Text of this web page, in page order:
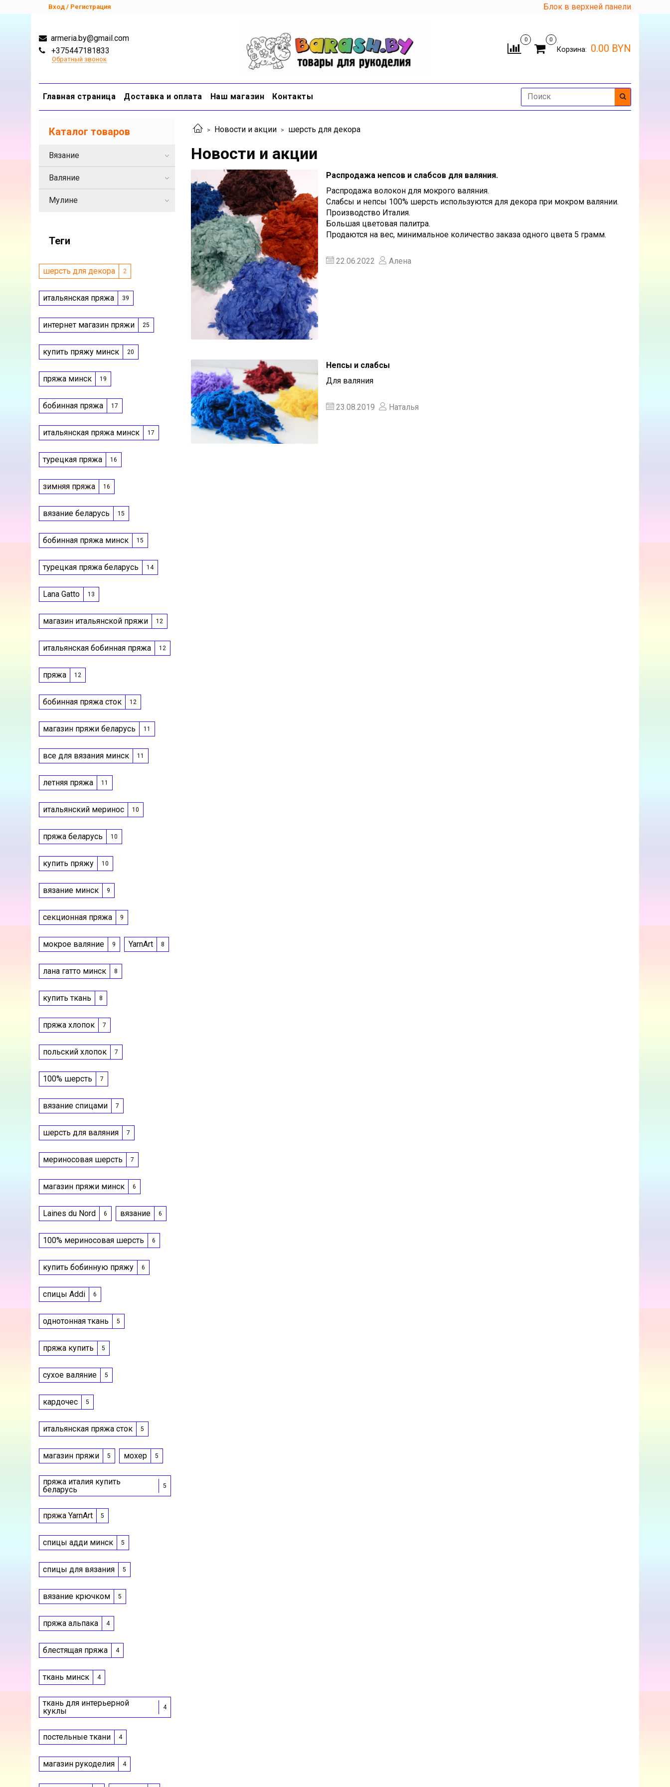
Вход / Регистрация Блок в верхней панели
armeria.by@gmail.com
+375447181833
Обратный звонок
0 0
Корзина: 0.00 BYN
Главная страница Доставка и оплата Наш магазин Контакты
Новости и акции шерсть для декора
Новости и акции
Распродажа непсов и слабсов для валяния.
Распродажа волокон для мокрого валяния.
Слабсы и непсы 100% шерсть используются для декора при мокром валянии.
Производство Италия.
Большая цветовая палитра.
Продаются на вес, минимальное количество заказа одного цвета 5 грамм.
22.06.2022 Алена
Непсы и слабсы
Для валяния
23.08.2019 Наталья
Каталог товаров
Вязание
Валяние
Мулине
Теги
шерсть для декора 2
итальянская пряжа 39
интернет магазин пряжи 25
купить пряжу минск 20
пряжа минск 19
бобинная пряжа 17
итальянская пряжа минск 17
турецкая пряжа 16
зимняя пряжа 16
вязание беларусь 15
бобинная пряжа минск 15
турецкая пряжа беларусь 14
Lana Gatto 13
магазин итальянской пряжи 12
итальянская бобинная пряжа 12
пряжа 12
бобинная пряжа сток 12
магазин пряжи беларусь 11
все для вязания минск 11
летняя пряжа 11
итальянский меринос 10
пряжа беларусь 10
купить пряжу 10
вязание минск 9
секционная пряжа 9
мокрое валяние 9 YarnArt 8
лана гатто минск 8
купить ткань 8
пряжа хлопок 7
польский хлопок 7
100% шерсть 7
вязание спицами 7
шерсть для валяния 7
мериносовая шерсть 7
магазин пряжи минск 6
Laines du Nord 6 вязание 6
100% мериносовая шерсть 6
купить бобинную пряжу 6
спицы Addi 6
однотонная ткань 5
пряжа купить 5
сухое валяние 5
кардочес 5
итальянская пряжа сток 5
магазин пряжи 5 мохер 5
пряжа италия купить
беларусь
5
пряжа YarnArt 5
спицы адди минск 5
спицы для вязания 5
вязание крючком 5
пряжа альпака 4
блестящая пряжа 4
ткань минск 4
ткань для интерьерной
куклы
4
постельные ткани 4
магазин рукоделия 4